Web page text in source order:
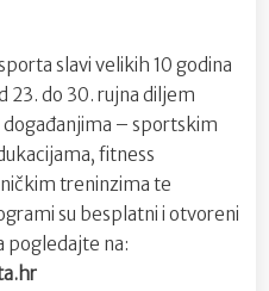
slavi velikih 10 godina
23. do 30. rujna diljem
– sportskim
fitness
treninzima te
su besplatni i otvoreni
pogledajte na: